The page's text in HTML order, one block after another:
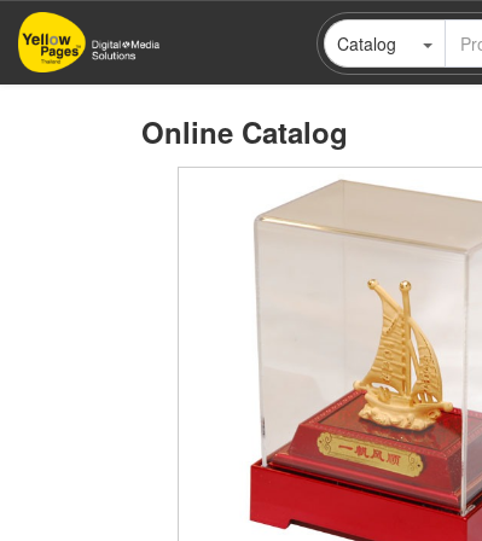
Skip
main
Catalog
Online Catalog